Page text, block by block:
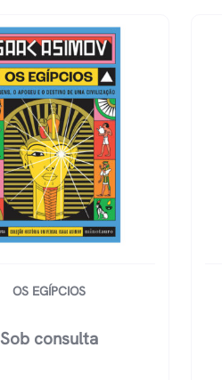
OS EGÍPCIOS
Sob consulta